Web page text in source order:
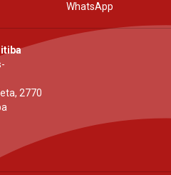
WhatsApp
2770